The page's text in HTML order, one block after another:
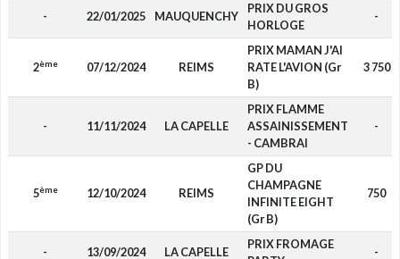
- 22/01/2025 MAUQUENCHY
PRIX DU GROS
HORLOGE
-
2ème 07/12/2024 REIMS
PRIX MAMAN J'AI
RATE L'AVION (Gr
B)
3 750
- 11/11/2024 LA CAPELLE
PRIX FLAMME
ASSAINISSEMENT
- CAMBRAI
-
5ème 12/10/2024 REIMS
GP DU
CHAMPAGNE
INFINITE EIGHT
(Gr B)
750
- 13/09/2024 LA CAPELLE
PRIX FROMAGE
-